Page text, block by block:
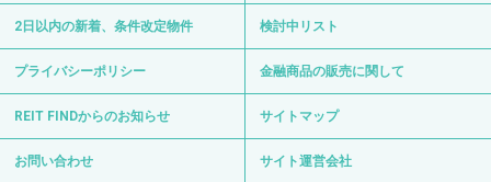
2日以内の新着、条件改定物件 検討中リスト
プライバシーポリシー 金融商品の販売に関して
REIT FINDからのお知らせ サイトマップ
お問い合わせ サイト運営会社